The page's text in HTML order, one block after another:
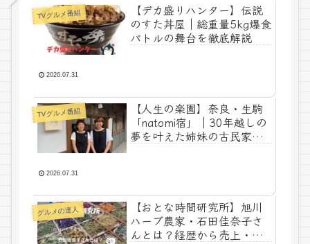
TVグルメ番組
【デカ盛りハンター】伝説
のすた丼屋｜総重量5kg爆食
バトルの舞台を徹底解説
2026.07.31
TVグルメ番組
【人生の楽園】奈良・生駒
「natomi宿」｜30年越しの
夢を叶えた姉妹の古民家ゲ
2026.07.31
グルメの達人
【おとな時間研究所】旭川
ハーブ農家・石田佳奈子さ
んとは？経歴から売上・家